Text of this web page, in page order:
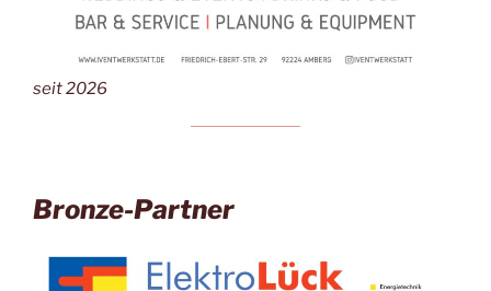
seit 2026
Bronze-Partner